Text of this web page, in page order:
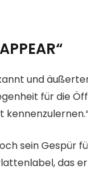
und
für die
sein Gespür
das er